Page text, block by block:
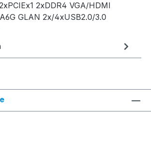
2xDDR4 VGA/HDMI
GLAN 2x/4xUSB2.0/3.0